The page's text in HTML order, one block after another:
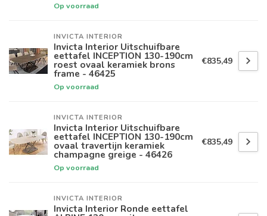
Op voorraad
INVICTA INTERIOR
Invicta Interior Uitschuifbare
eettafel INCEPTION 130-190cm
roest ovaal keramiek brons
frame - 46425
Op voorraad
€835,49
INVICTA INTERIOR
Invicta Interior Uitschuifbare
eettafel INCEPTION 130-190cm
ovaal travertijn keramiek
champagne greige - 46426
Op voorraad
€835,49
INVICTA INTERIOR
Invicta Interior Ronde eettafel